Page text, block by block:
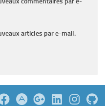
articles par e-mail.